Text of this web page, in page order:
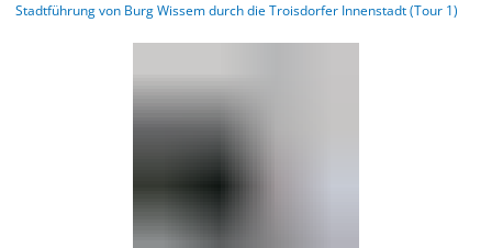
Stadtführung von Burg Wissem durch die Troisdorfer Innenstadt (Tour 1)